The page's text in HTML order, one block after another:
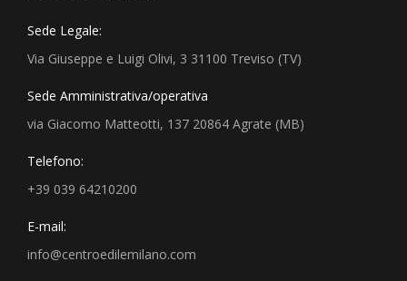
Sede Legale:
Via Giuseppe e Luigi Olivi, 3 31100 Treviso (TV)
Sede Amministrativa/operativa
via Giacomo Matteotti, 137 20864 Agrate (MB)
Telefono:
+39 039 64210200
E-mail:
info@centroedilemilano.com